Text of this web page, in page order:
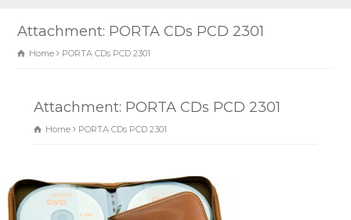
Attachment: PORTA CDs PCD 2301
Home PORTA CDs PCD 2301
Attachment: PORTA CDs PCD 2301
Home PORTA CDs PCD 2301